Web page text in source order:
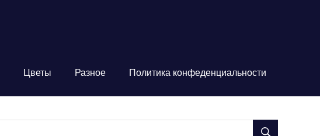
Цветы Разное Политика конфеденциальности